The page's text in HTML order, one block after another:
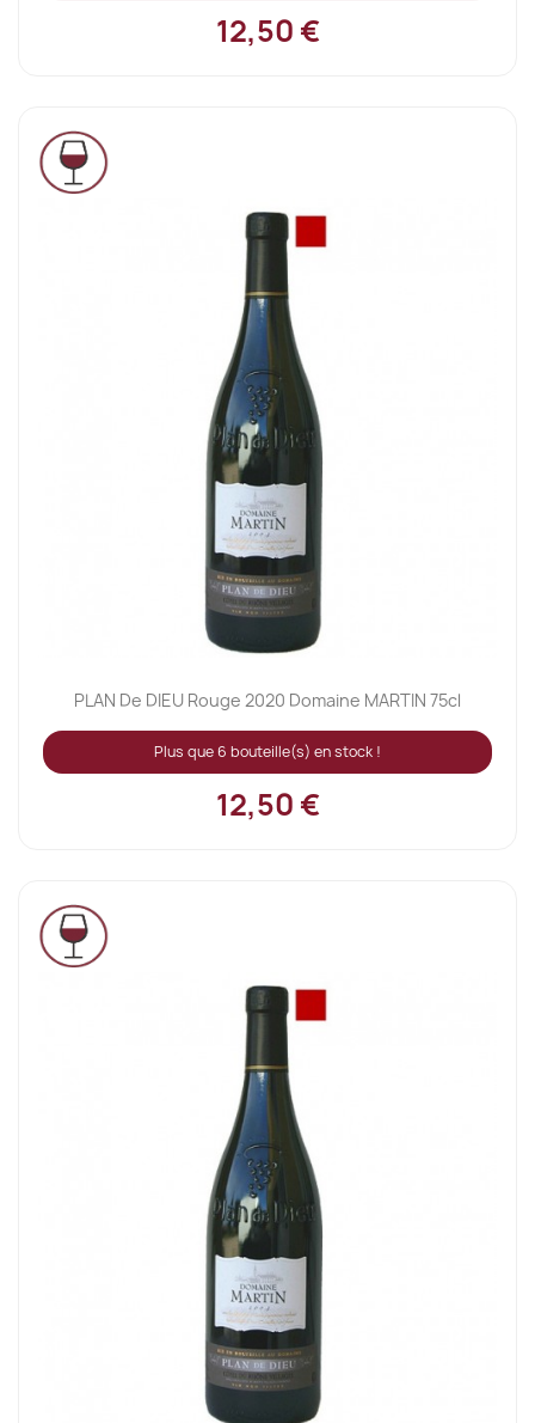
12,50 €
PLAN De DIEU Rouge 2020 Domaine MARTIN 75cl
Plus que 6 bouteille(s) en stock !
12,50 €